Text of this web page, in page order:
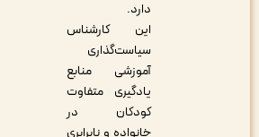
این کارشناس
سیاست‌گذاری
آموزشی منابع
یادگیری متفاوت
کودکان در